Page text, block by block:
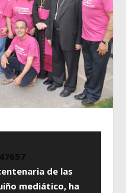
de las
mediático, ha